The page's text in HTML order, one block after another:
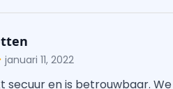
januari 11, 2022
secuur en is betrouwbaar.